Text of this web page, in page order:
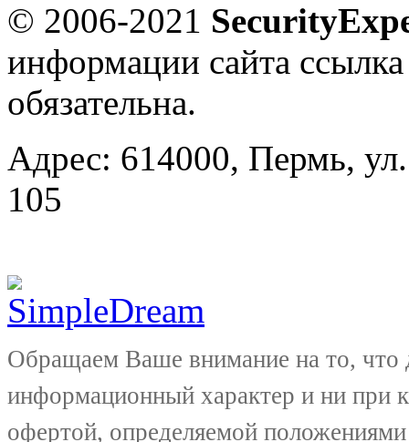
© 2006-2021
информации сайта
обязательна.
Адрес: 614000, Пермь,
105
Обращаем Ваше внимание на то, что
информационный характер и ни при
офертой, определяемой